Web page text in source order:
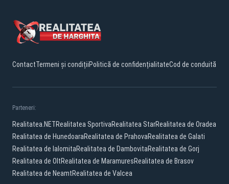
ContactTermeni și condițiiPolitică de confidențialitateCod de conduită
Parteneri:
Realitatea.NETRealitatea SportivaRealitatea StarRealitatea de Oradea
Realitatea de HunedoaraRealitatea de PrahovaRealitatea de Galati
Realitatea de IalomitaRealitatea de DambovitaRealitatea de Gorj
Realitatea de OltRealitatea de MaramuresRealitatea de Brasov
Realitatea de NeamtRealitatea de Valcea